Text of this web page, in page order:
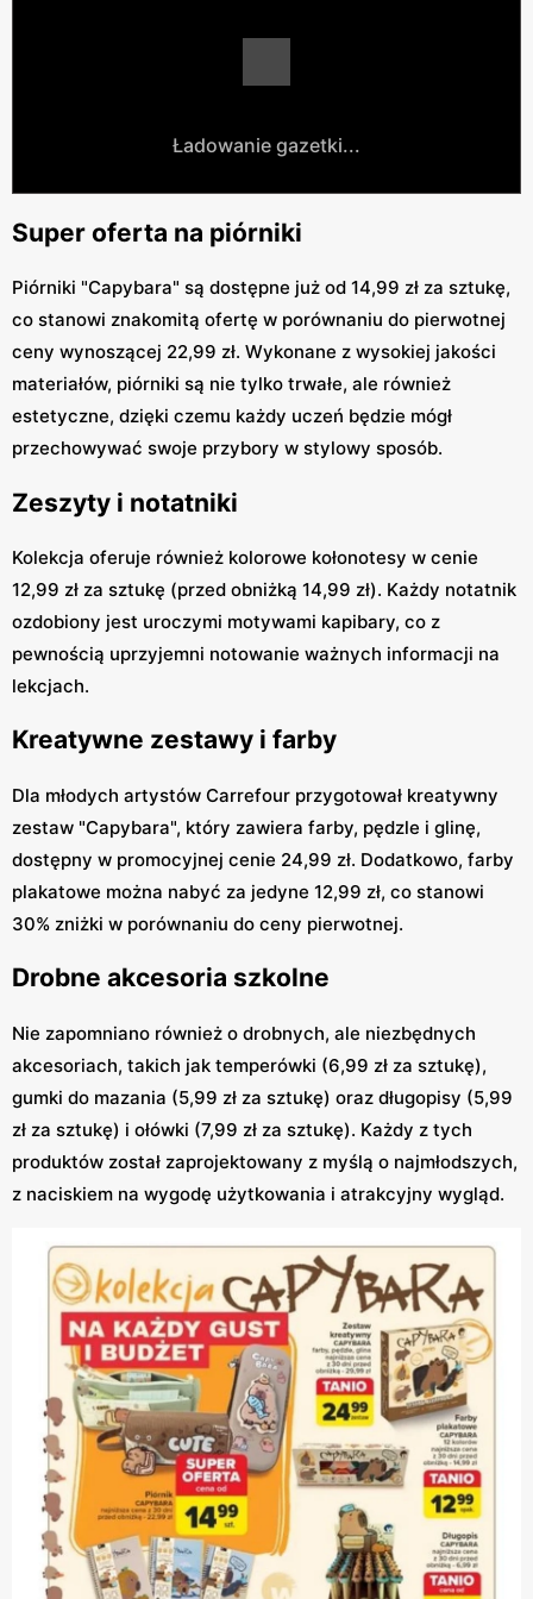
Ładowanie gazetki...
Super oferta na piórniki
Piórniki "Capybara" są dostępne już od 14,99 zł za sztukę,
co stanowi znakomitą ofertę w porównaniu do pierwotnej
ceny wynoszącej 22,99 zł. Wykonane z wysokiej jakości
materiałów, piórniki są nie tylko trwałe, ale również
estetyczne, dzięki czemu każdy uczeń będzie mógł
przechowywać swoje przybory w stylowy sposób.
Zeszyty i notatniki
Kolekcja oferuje również kolorowe kołonotesy w cenie
12,99 zł za sztukę (przed obniżką 14,99 zł). Każdy notatnik
ozdobiony jest uroczymi motywami kapibary, co z
pewnością uprzyjemni notowanie ważnych informacji na
lekcjach.
Kreatywne zestawy i farby
Dla młodych artystów Carrefour przygotował kreatywny
zestaw "Capybara", który zawiera farby, pędzle i glinę,
dostępny w promocyjnej cenie 24,99 zł. Dodatkowo, farby
plakatowe można nabyć za jedyne 12,99 zł, co stanowi
30% zniżki w porównaniu do ceny pierwotnej.
Drobne akcesoria szkolne
Nie zapomniano również o drobnych, ale niezbędnych
akcesoriach, takich jak temperówki (6,99 zł za sztukę),
gumki do mazania (5,99 zł za sztukę) oraz długopisy (5,99
zł za sztukę) i ołówki (7,99 zł za sztukę). Każdy z tych
produktów został zaprojektowany z myślą o najmłodszych,
z naciskiem na wygodę użytkowania i atrakcyjny wygląd.